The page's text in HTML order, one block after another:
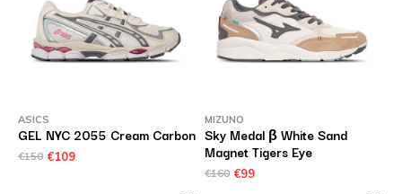
ASICS
GEL NYC 2055 Cream Carbon
€150 €109
MIZUNO
Sky Medal β White Sand
Magnet Tigers Eye
€160 €99